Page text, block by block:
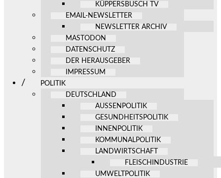
KÜPPERSBUSCH TV
EMAIL-NEWSLETTER
NEWSLETTER ARCHIV
MASTODON
DATENSCHUTZ
DER HERAUSGEBER
IMPRESSUM
POLITIK
DEUTSCHLAND
AUSSENPOLITIK
GESUNDHEITSPOLITIK
INNENPOLITIK
KOMMUNALPOLITIK
LANDWIRTSCHAFT
FLEISCHINDUSTRIE
UMWELTPOLITIK